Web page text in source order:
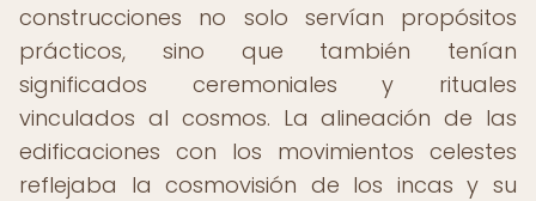
construcciones no solo servían propósitos
prácticos, sino que también tenían
significados ceremoniales y rituales
vinculados al cosmos. La alineación de las
edificaciones con los movimientos celestes
reflejaba la cosmovisión de los incas y su